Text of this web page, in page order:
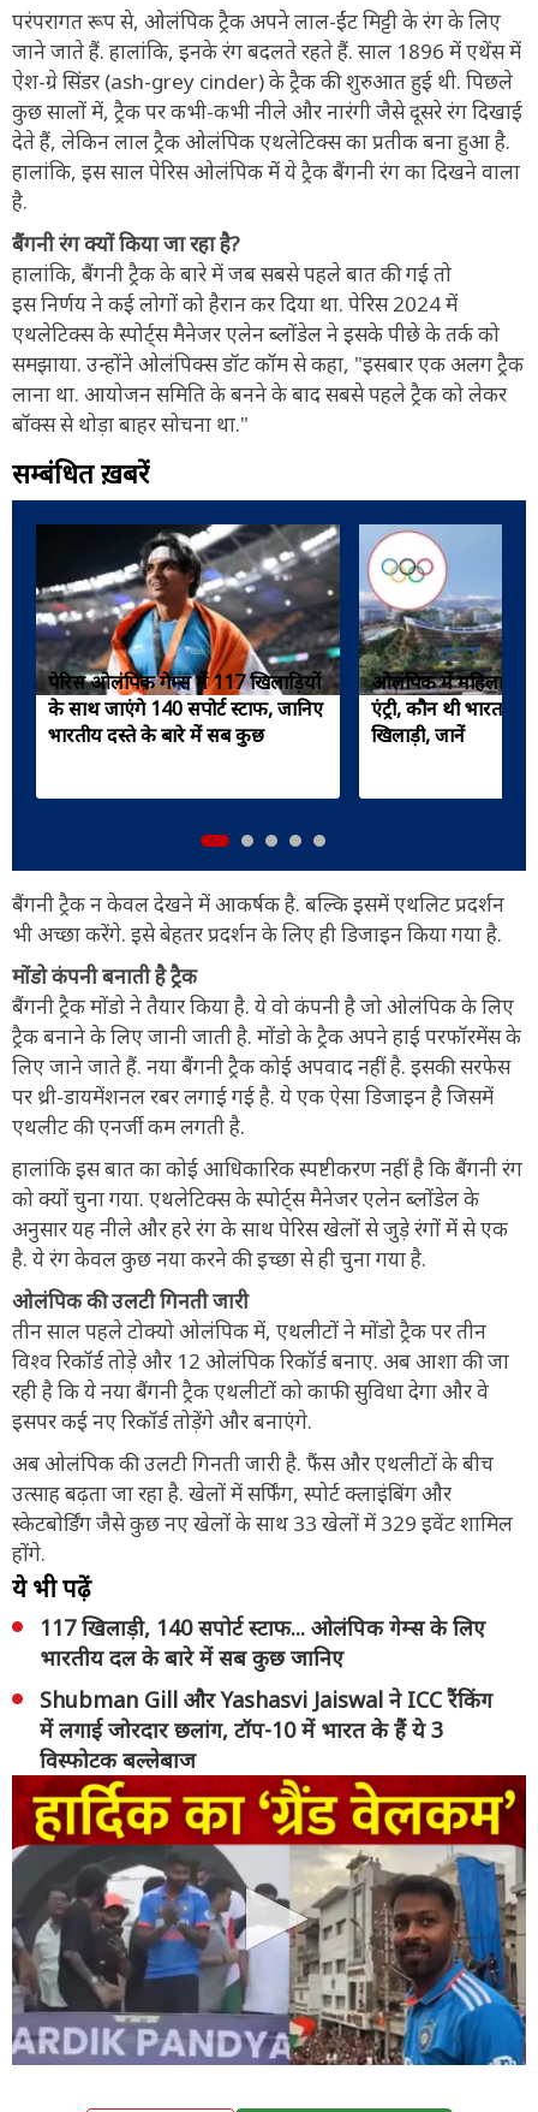
परंपरागत रूप से, ओलंपिक ट्रैक अपने लाल-ईंट मिट्टी के रंग के लिए
जाने जाते हैं. हालांकि, इनके रंग बदलते रहते हैं. साल 1896 में एथेंस में
ऐश-ग्रे सिंडर (ash-grey cinder) के ट्रैक की शुरुआत हुई थी. पिछले
कुछ सालों में, ट्रैक पर कभी-कभी नीले और नारंगी जैसे दूसरे रंग दिखाई
देते हैं, लेकिन लाल ट्रैक ओलंपिक एथलेटिक्स का प्रतीक बना हुआ है.
हालांकि, इस साल पेरिस ओलंपिक में ये ट्रैक बैंगनी रंग का दिखने वाला
है.
बैंगनी रंग क्यों किया जा रहा है?
हालांकि, बैंगनी ट्रैक के बारे में जब सबसे पहले बात की गई तो
इस निर्णय ने कई लोगों को हैरान कर दिया था. पेरिस 2024 में
एथलेटिक्स के स्पोर्ट्स मैनेजर एलेन ब्लोंडेल ने इसके पीछे के तर्क को
समझाया. उन्होंने ओलंपिक्स डॉट कॉम से कहा, "इसबार एक अलग ट्रैक
लाना था. आयोजन समिति के बनने के बाद सबसे पहले ट्रैक को लेकर
बॉक्स से थोड़ा बाहर सोचना था."
सम्बंधित ख़बरें
पेरिस ओलंपिक गेम्स में 117 खिलाड़ियों
के साथ जाएंगे 140 सपोर्ट स्टाफ, जानिए
भारतीय दस्ते के बारे में सब कुछ
ओलंपिक में महिलाओं
एंट्री, कौन थी भारत की
खिलाड़ी, जानें
बैंगनी ट्रैक न केवल देखने में आकर्षक है. बल्कि इसमें एथलिट प्रदर्शन
भी अच्छा करेंगे. इसे बेहतर प्रदर्शन के लिए ही डिजाइन किया गया है.
मोंडो कंपनी बनाती है ट्रैक
बैंगनी ट्रैक मोंडो ने तैयार किया है. ये वो कंपनी है जो ओलंपिक के लिए
ट्रैक बनाने के लिए जानी जाती है. मोंडो के ट्रैक अपने हाई परफॉरमेंस के
लिए जाने जाते हैं. नया बैंगनी ट्रैक कोई अपवाद नहीं है. इसकी सरफेस
पर थ्री-डायमेंशनल रबर लगाई गई है. ये एक ऐसा डिजाइन है जिसमें
एथलीट की एनर्जी कम लगती है.
हालांकि इस बात का कोई आधिकारिक स्पष्टीकरण नहीं है कि बैंगनी रंग
को क्यों चुना गया. एथलेटिक्स के स्पोर्ट्स मैनेजर एलेन ब्लोंडेल के
अनुसार यह नीले और हरे रंग के साथ पेरिस खेलों से जुड़े रंगों में से एक
है. ये रंग केवल कुछ नया करने की इच्छा से ही चुना गया है.
ओलंपिक की उलटी गिनती जारी
तीन साल पहले टोक्यो ओलंपिक में, एथलीटों ने मोंडो ट्रैक पर तीन
विश्व रिकॉर्ड तोड़े और 12 ओलंपिक रिकॉर्ड बनाए. अब आशा की जा
रही है कि ये नया बैंगनी ट्रैक एथलीटों को काफी सुविधा देगा और वे
इसपर कई नए रिकॉर्ड तोड़ेंगे और बनाएंगे.
अब ओलंपिक की उलटी गिनती जारी है. फैंस और एथलीटों के बीच
उत्साह बढ़ता जा रहा है. खेलों में सर्फिंग, स्पोर्ट क्लाइंबिंग और
स्केटबोर्डिंग जैसे कुछ नए खेलों के साथ 33 खेलों में 329 इवेंट शामिल
होंगे.
ये भी पढ़ें
117 खिलाड़ी, 140 सपोर्ट स्टाफ... ओलंपिक गेम्स के लिए
भारतीय दल के बारे में सब कुछ जानिए
Shubman Gill और Yashasvi Jaiswal ने ICC रैंकिंग
में लगाई जोरदार छलांग, टॉप-10 में भारत के हैं ये 3
विस्फोटक बल्लेबाज